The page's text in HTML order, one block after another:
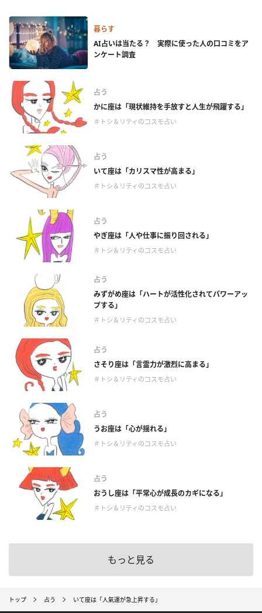
暮らす
AI占いは当たる？ 実際に使った人の口コミをア
ンケート調査
占う
かに座は「現状維持を手放すと人生が飛躍する」
＃トシ＆リティのコスモ占い
占う
いて座は「カリスマ性が高まる」
＃トシ＆リティのコスモ占い
占う
やぎ座は「人や仕事に振り回される」
＃トシ＆リティのコスモ占い
占う
みずがめ座は「ハートが活性化されてパワーアッ
プする」
＃トシ＆リティのコスモ占い
占う
さそり座は「言霊力が激烈に高まる」
＃トシ＆リティのコスモ占い
占う
うお座は「心が揺れる」
＃トシ＆リティのコスモ占い
占う
おうし座は「平常心が成長のカギになる」
＃トシ＆リティのコスモ占い
もっと見る
トップ 占う いて座は「人氣運が急上昇する」